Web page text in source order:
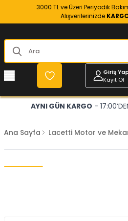
3000 TL ve Üzeri Periyodik
Alışverilerinizde
Giriş
Kayıt Ol
AYNI GÜN KARGO -
Ana Sayfa Lacetti Motor ve